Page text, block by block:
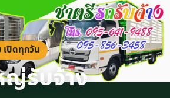
เปิดทุกวัน
ญ่รับจ้าง